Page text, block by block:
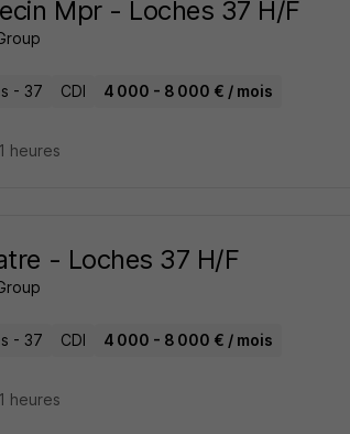
Mpr - Loches 37 H/F
- 37 CDI 4 000 - 8 000 € / mois
heures
- Loches 37 H/F
- 37 CDI 4 000 - 8 000 € / mois
heures